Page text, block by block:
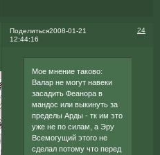
Поделиться 24
2008-01-21
12:44:16
Мое мнение таково:
Валар не могут навеки
засадить Феанора в
мандос или выкинуть за
пределы Арды - тк им это
уже не по силам, а Эру
Всемогущий этого не
сделал потому что перед